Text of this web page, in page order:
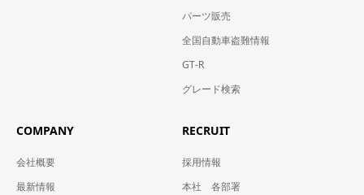
パーツ販売
全国自動車盗難情報
GT-R
グレード検索
COMPANY
会社概要
最新情報
RECRUIT
採用情報
本社 各部署